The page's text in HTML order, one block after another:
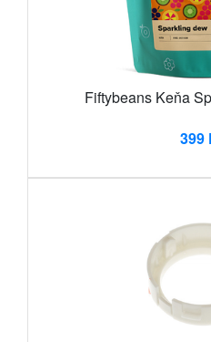
Fiftybeans Keňa
399